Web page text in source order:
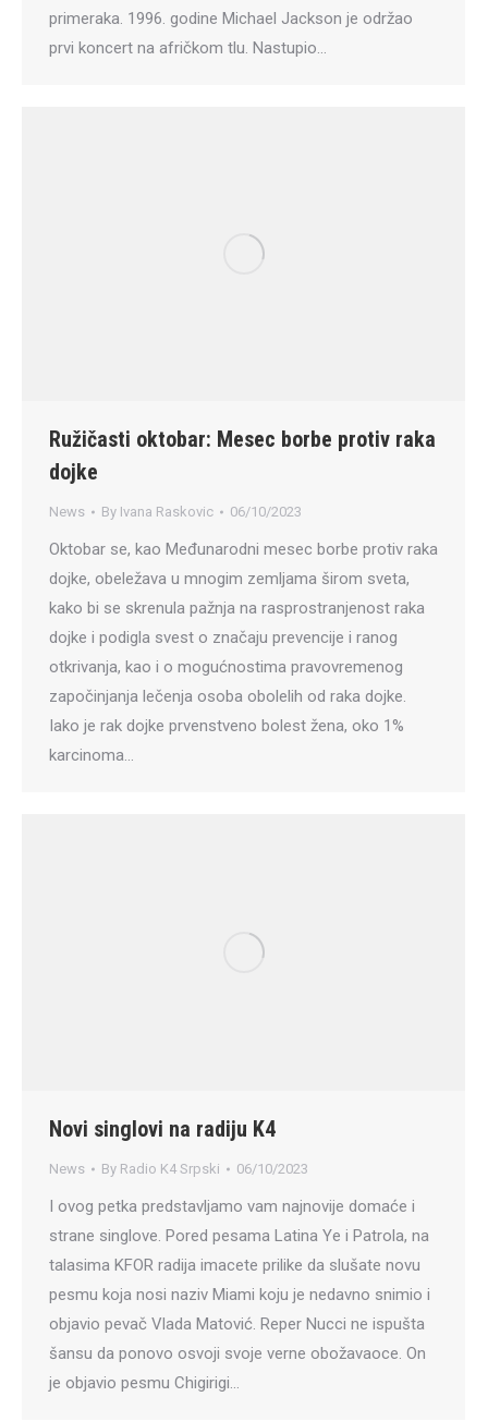
primeraka. 1996. godine Michael Jackson je održao
prvi koncert na afričkom tlu. Nastupio…
Ružičasti oktobar: Mesec borbe protiv raka
dojke
News By Ivana Raskovic 06/10/2023
Oktobar se, kao Međunarodni mesec borbe protiv raka
dojke, obeležava u mnogim zemljama širom sveta,
kako bi se skrenula pažnja na rasprostranjenost raka
dojke i podigla svest o značaju prevencije i ranog
otkrivanja, kao i o mogućnostima pravovremenog
započinjanja lečenja osoba obolelih od raka dojke.
Iako je rak dojke prvenstveno bolest žena, oko 1%
karcinoma…
Novi singlovi na radiju K4
News By Radio K4 Srpski 06/10/2023
I ovog petka predstavljamo vam najnovije domaće i
strane singlove. Pored pesama Latina Ye i Patrola, na
talasima KFOR radija imacete prilike da slušate novu
pesmu koja nosi naziv Miami koju je nedavno snimio i
objavio pevač Vlada Matović. Reper Nucci ne ispušta
šansu da ponovo osvoji svoje verne obožavaoce. On
je objavio pesmu Chigirigi…